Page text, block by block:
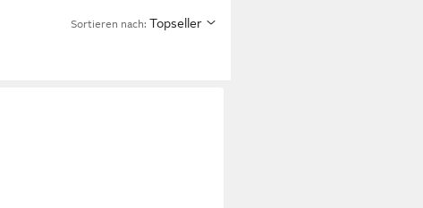
Sortieren nach: Topseller